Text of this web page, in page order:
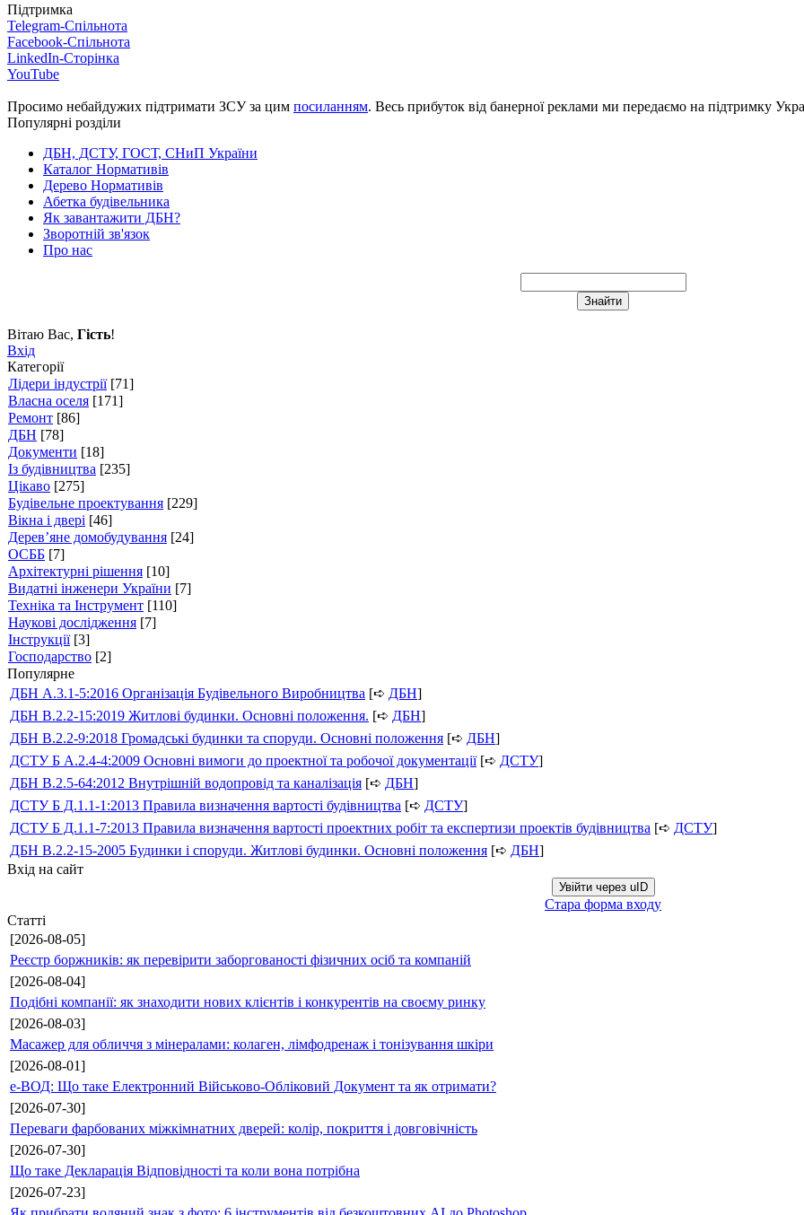
Підтримка
Telegram-Спільнота
Facebook-Спільнота
LinkedIn-Сторінка
YouTube
Просимо небайдужих підтримати ЗСУ за цим посиланням. Весь прибуток від банерної реклами ми передаємо на підтримку
Популярні розділи
ДБН, ДСТУ, ГОСТ, СНиП України
Каталог Нормативів
Дерево Нормативів
Абетка будівельника
Як завантажити ДБН?
Зворотній зв'язок
Про нас
Вітаю Вас, Гість!
Вхід
Категорії
Лідери індустрії [71]
Власна оселя [171]
Ремонт [86]
ДБН [78]
Документи [18]
Із будівництва [235]
Цікаво [275]
Будівельне проектування [229]
Вікна і двері [46]
Дерев’яне домобудування [24]
ОСББ [7]
Архітектурні рішення [10]
Видатні інженери України [7]
Техніка та Інструмент [110]
Наукові дослідження [7]
Інструкції [3]
Господарство [2]
Популярне
ДБН А.3.1-5:2016 Організація Будівельного Виробництва [➪ ДБН]
ДБН В.2.2-15:2019 Житлові будинки. Основні положення. [➪ ДБН]
ДБН В.2.2-9:2018 Громадські будинки та споруди. Основні положення [➪ ДБН]
ДСТУ Б А.2.4-4:2009 Основні вимоги до проектної та робочої документації[➪ ДСТУ]
ДБН В.2.5-64:2012 Внутрішній водопровід та каналізація [➪ ДБН]
ДСТУ Б Д.1.1-1:2013 Правила визначення вартості будівництва [➪ ДСТУ]
ДСТУ Б Д.1.1-7:2013 Правила визначення вартості проектних робіт та експертизи проектів будівництва [➪ ДСТУ]
ДБН В.2.2-15-2005 Будинки і споруди. Житлові будинки. Основні положення [➪ ДБН]
Вхід на сайт
Увійти через uID
Стара форма входу
Статті
[2026-08-05]
Реєстр боржників: як перевірити заборгованості фізичних осіб та компаній
[2026-08-04]
Подібні компанії: як знаходити нових клієнтів і конкурентів на своєму ринку
[2026-08-03]
Масажер для обличчя з мінералами: колаген, лімфодренаж і тонізування шкіри
[2026-08-01]
е-ВОД: Що таке Електронний Військово-Обліковий Документ та як отримати?
[2026-07-30]
Переваги фарбованих міжкімнатних дверей: колір, покриття і довговічність
[2026-07-30]
Що таке Декларація Відповідності та коли вона потрібна
[2026-07-23]